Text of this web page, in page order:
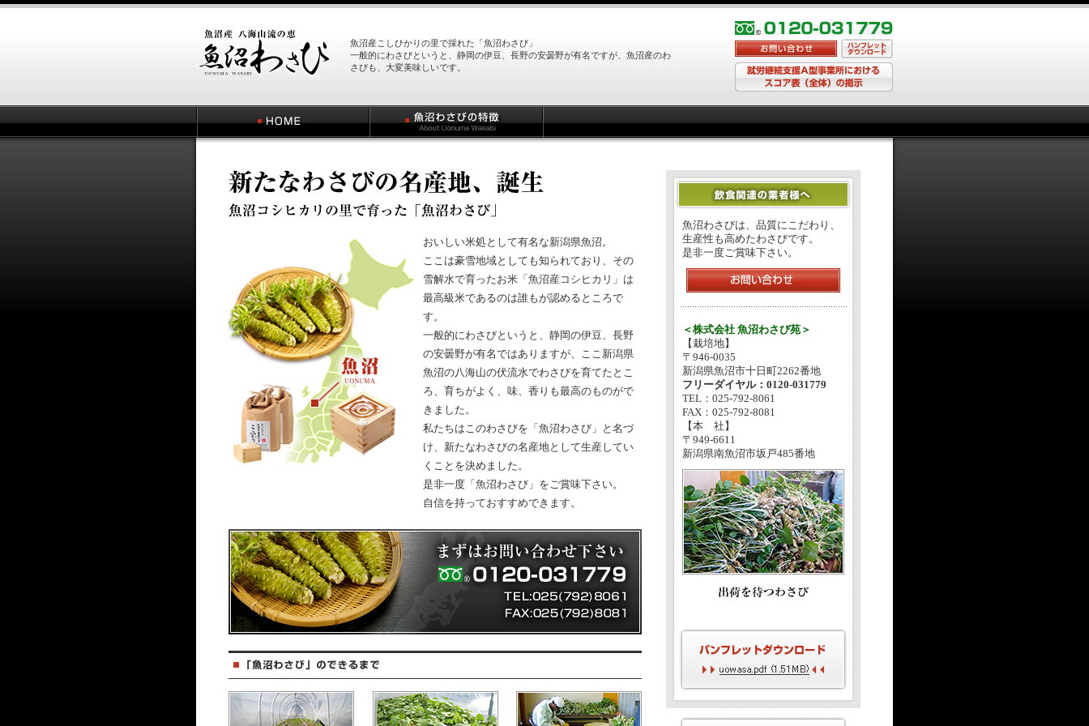
魚沼産こしひかりの里で採れた「魚沼わさび」
一般的にわさびというと、静岡の伊豆、長野の安曇野が有名ですが、魚沼産のわ
さびも、大変美味しいです。
び
おいしい米処として有名な新潟県魚沼。
ここは豪雪地域としても知られており、その
雪解水で育ったお米「魚沼産コシヒカリ」は
最高級米であるのは誰もが認めるところで
す。
一般的にわさびというと、静岡の伊豆、長野
の安曇野が有名ではありますが、ここ新潟県
魚沼の八海山の伏流水でわさびを育てたとこ
ろ、育ちがよく、味、香りも最高のものがで
きました。
私たちはこのわさびを「魚沼わさび」と名づ
け、新たなわさびの名産地として生産してい
くことを決めました。
是非一度「魚沼わさび」をご賞味下さい。
自信を持っておすすめできます。
魚沼わさびは、品質にこだわり、
生産性も高めたわさびです。
是非一度ご賞味下さい。
＜株式会社 魚沼わさび苑＞
【栽培地】
〒946-0035
新潟県魚沼市十日町2262番地
フリーダイヤル：0120-031779
TEL：025-792-8061
FAX：025-792-8081
【本 社】
〒949-6611
新潟県南魚沼市坂戸485番地